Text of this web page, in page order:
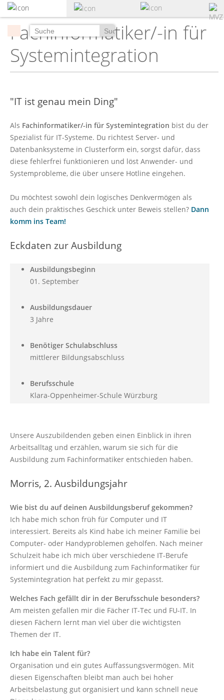
zum
Hauptinhalt
springen
Suchen
Fachinformatiker/-in für
Systemintegration
"IT ist genau mein Ding"
Als Fachinformatiker/-in für Systemintegration bist du der
Spezialist für IT-Systeme. Du richtest Server- und
Datenbanksysteme in Clusterform ein, sorgst dafür, dass
diese fehlerfrei funktionieren und löst Anwender- und
Systemprobleme, die über unsere Hotline eingehen.
Du möchtest sowohl dein logisches Denkvermögen als
auch dein praktisches Geschick unter Beweis stellen? Dann
komm ins Team!
Eckdaten zur Ausbildung
Ausbildungsbeginn
01. September
Ausbildungsdauer
3 Jahre
Benötiger Schulabschluss
mittlerer Bildungsabschluss
Berufsschule
Klara-Oppenheimer-Schule Würzburg
Unsere Auszubildenden geben einen Einblick in ihren
Arbeitsalltag und erzählen, warum sie sich für die
Ausbildung zum Fachinformatiker entschieden haben.
Morris, 2. Ausbildungsjahr
Wie bist du auf deinen Ausbildungsberuf gekommen?
Ich habe mich schon früh für Computer und IT
interessiert. Bereits als Kind habe ich meiner Familie bei
Computer- oder Handyproblemen geholfen. Nach meiner
Schulzeit habe ich mich über verschiedene IT-Berufe
informiert und die Ausbildung zum Fachinformatiker für
Systemintegration hat perfekt zu mir gepasst.
Welches Fach gefällt dir in der Berufsschule besonders?
Am meisten gefallen mir die Fächer IT-Tec und FU-IT. In
diesen Fächern lernt man viel über die wichtigsten
Themen der IT.
Ich habe ein Talent für?
Organisation und ein gutes Auffassungsvermögen. Mit
diesen Eigenschaften bleibt man auch bei hoher
Arbeitsbelastung gut organisiert und kann schnell neue